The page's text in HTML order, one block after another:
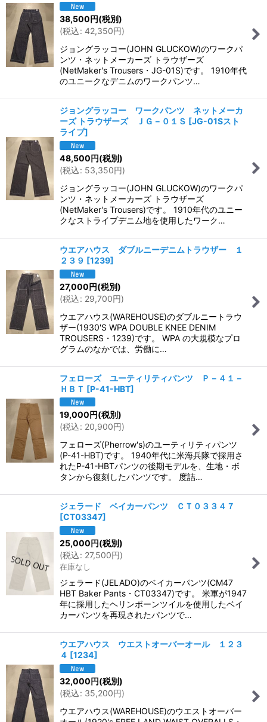
38,500円(税別)
(税込: 42,350円)
ジョングラッコー(JOHN GLUCKOW)のワークパ
ンツ・ネットメーカーズ トラウザーズ
(NetMaker's Trousers・JG-01S)です。 1910年代
のユニークなデニムのワークパンツ…
ジョングラッコー ワークパンツ ネットメーカ
ーズ トラウザーズ ＪＧ－０１Ｓ [JG-01Sスト
ライプ]
48,500円(税別)
(税込: 53,350円)
ジョングラッコー(JOHN GLUCKOW)のワークパ
ンツ・ネットメーカーズ トラウザーズ
(NetMaker's Trousers)です。 1910年代のユニー
クなストライプデニム地を使用したワーク…
ウエアハウス ダブルニーデニムトラウザー １
２３９ [1239]
27,000円(税別)
(税込: 29,700円)
ウエアハウス(WAREHOUSE)のダブルニートラウ
ザー(1930'S WPA DOUBLE KNEE DENIM
TROUSERS・1239)です。 WPA の大規模なプロ
グラムのなかでは、労働に…
フェローズ ユーティリティパンツ Ｐ－４１－
ＨＢＴ [P-41-HBT]
19,000円(税別)
(税込: 20,900円)
フェローズ(Pherrow's)のユーティリティパンツ
(P-41-HBT)です。 1940年代に米海兵隊で採用さ
れたP-41-HBTパンツの後期モデルを、生地・ボ
タンから復刻したパンツです。 度詰…
ジェラード ベイカーパンツ ＣＴ０３３４７
[CT03347]
25,000円(税別)
(税込: 27,500円)
在庫なし
ジェラード(JELADO)のベイカーパンツ(CM47
HBT Baker Pants・CT03347)です。 米軍が1947
年に採用したヘリンボーンツイルを使用したベイ
カーパンツを再現されたパンツで…
ウエアハウス ウエストオーバーオール １２３
４ [1234]
32,000円(税別)
(税込: 35,200円)
ウエアハウス(WAREHOUSE)のウエストオーバー